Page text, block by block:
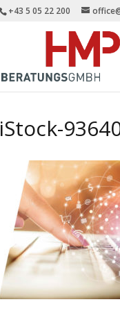
+43 5 05 22 200
iStock-